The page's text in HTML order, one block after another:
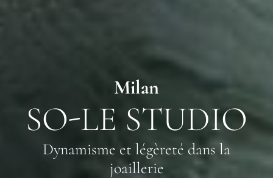
Milan
SO-LE STUDIO
Dynamisme et légèreté dans la
joaillerie